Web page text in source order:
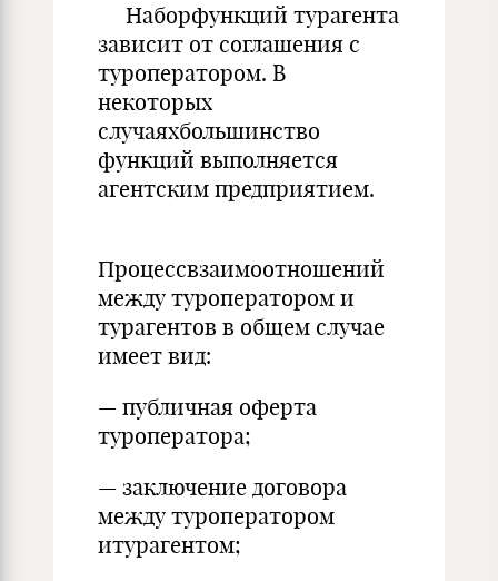
Наборфункций турагента
зависит от соглашения с
туроператором. В
некоторых
случаяхбольшинство
функций выполняется
агентским предприятием.
Процессвзаимоотношений
между туроператором и
турагентов в общем случае
имеет вид:
— публичная оферта
туроператора;
— заключение договора
между туроператором
итурагентом;